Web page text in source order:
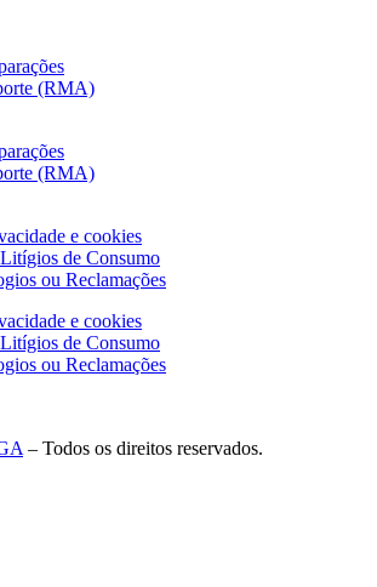
(RMA)
(RMA)
e cookies
de Consumo
ou Reclamações
e cookies
de Consumo
ou Reclamações
– Todos os direitos reservados.